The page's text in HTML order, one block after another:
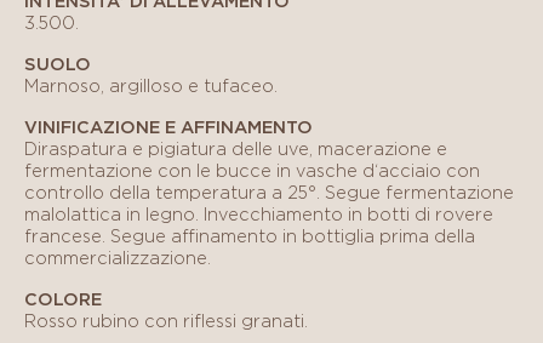
3.500.
SUOLO
Marnoso, argilloso e tufaceo.
VINIFICAZIONE E AFFINAMENTO
Diraspatura e pigiatura delle uve, macerazione e
fermentazione con le bucce in vasche d‘acciaio con
controllo della temperatura a 25°. Segue fermentazione
malolattica in legno. Invecchiamento in botti di rovere
francese. Segue affinamento in bottiglia prima della
commercializzazione.
COLORE
Rosso rubino con riflessi granati.